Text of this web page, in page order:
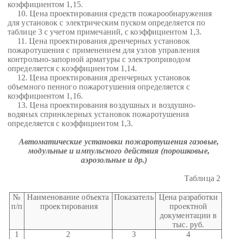
коэффициентом 1,15.
10. Цена проектирования средств пожарообнаружения
для установок с электрическим пуском определяется по
таблице 3 с учетом примечаний, с коэффициентом 1,3.
11. Цена проектирования дренчерных установок
пожаротушения с применением для узлов управления
контрольно-запорной арматуры с электроприводом
определяется с коэффициентом 1,14.
12. Цена проектирования дренчерных установок
объемного пенного пожаротушения определяется с
коэффициентом 1,16.
13. Цена проектирования воздушных и воздушно-
водяных спринклерных установок пожаротушения
определяется с коэффициентом 1,3.
Автоматические установки пожаротушения газовые,
модульные и импульсного действия (порошковые,
аэрозольные и др.)
Таблица 2
№
п/п
Наименование объекта
проектирования
Показатель
Цена разработки
проектной
документации в
тыс. руб.
1
2 3 4